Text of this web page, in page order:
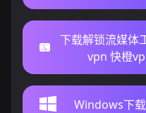
下载解锁流媒体
vpn 快橙
Windows下